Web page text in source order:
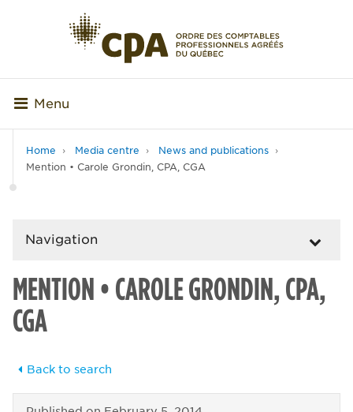
Menu
Home Media centre
News and publications
Mention • Carole Grondin, CPA, CGA
Navigation
MENTION • CAROLE GRONDIN, CPA,
CGA
Back to search